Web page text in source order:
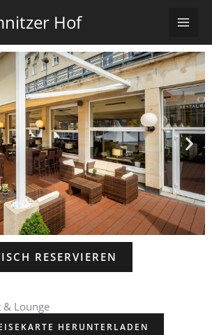
Hof
RESERVIEREN
& Lounge
HERUNTERLADEN